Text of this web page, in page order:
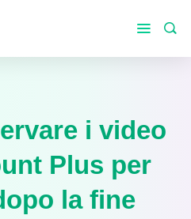
i video
Plus per
la fine